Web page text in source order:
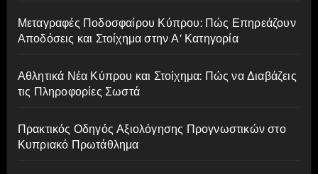
:Μεταγραφές Ποδοσφαίρου Κύπρου: Πώς Επηρεάζουν
Αποδόσεις και Στοίχημα στην Α’ Κατηγορία
Αθλητικά Νέα Κύπρου και Στοίχημα: Πώς να Διαβάζεις
τις Πληροφορίες Σωστά
Πρακτικός Οδηγός Αξιολόγησης Προγνωστικών στο
Κυπριακό Πρωτάθλημα